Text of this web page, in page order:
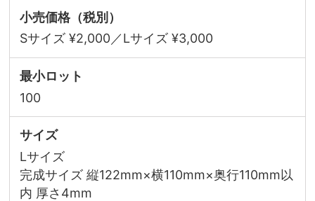
小売価格（税別）
Sサイズ ¥2,000／Lサイズ ¥3,000
最小ロット
100
サイズ
Lサイズ
完成サイズ 縦122mm×横110mm×奥行110mm以
内 厚さ4mm